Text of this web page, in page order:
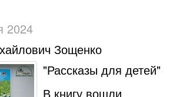
2024
Зощенко
"Рассказы для детей"
В книгу вошли